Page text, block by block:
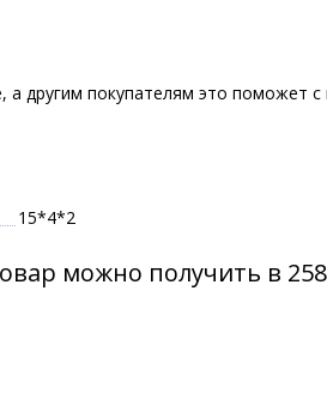
другим покупателям это поможет
15*4*2
можно получить в